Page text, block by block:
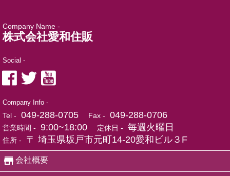
Company Name -
株式会社愛和住販
Social -
Company Info -
Tel - 049-288-0705 Fax - 049-288-0706
営業時間 - 9:00~18:00 定休日 - 毎週火曜日
住所 - 〒 埼玉県坂戸市元町14-20愛和ビル３F
会社概要